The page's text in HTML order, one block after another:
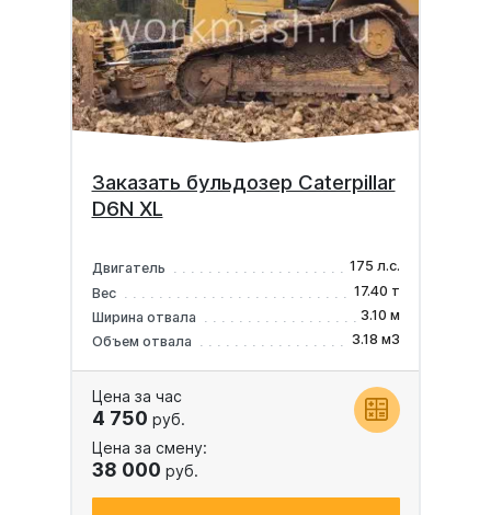
Заказать бульдозер Caterpillar
D6N XL
Двигатель
175 л.с.
Вес
17.40 т
Ширина отвала
3.10 м
Объем отвала
3.18 м3
Цена за час
4 750 руб.
Цена за смену:
38 000 руб.